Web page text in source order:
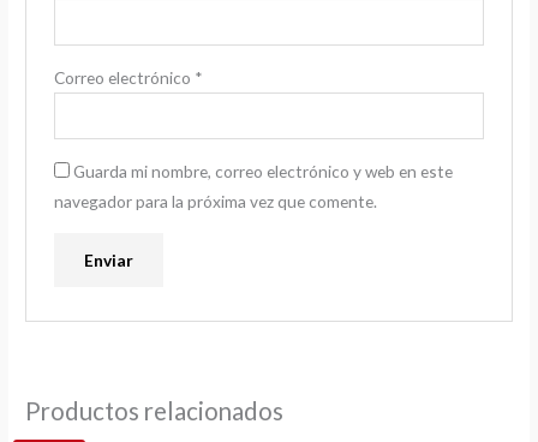
Correo electrónico *
Guarda mi nombre, correo electrónico y web en este
navegador para la próxima vez que comente.
Productos relacionados